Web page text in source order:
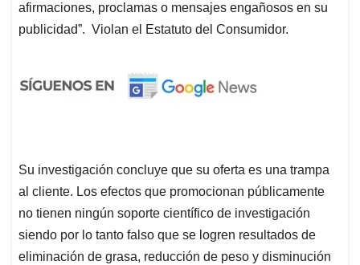
afirmaciones, proclamas o mensajes engañosos en su
publicidad”. Violan el Estatuto del Consumidor.
Su investigación concluye que su oferta es una trampa
al cliente. Los efectos que promocionan públicamente
no tienen ningún soporte científico de investigación
siendo por lo tanto falso que se logren resultados de
eliminación de grasa, reducción de peso y disminución